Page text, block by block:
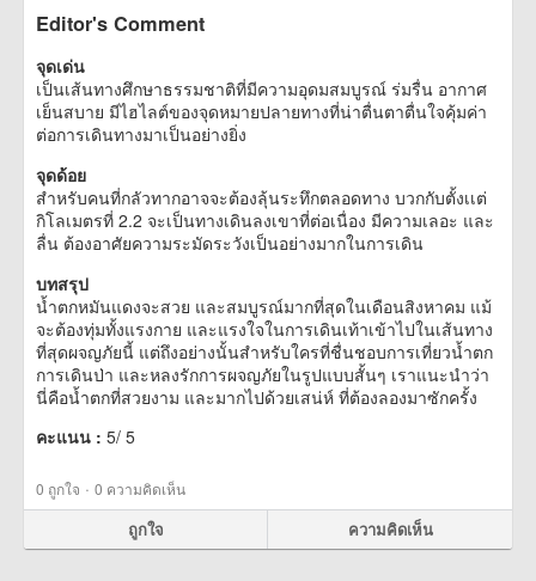
Editor's Comment
จุดเด่น
เป็นเส้นทางศึกษาธรรมชาติที่มีความอุดมสมบูรณ์ ร่มรื่น อากาศ
เย็นสบาย มีไฮไลต์ของจุดหมายปลายทางที่น่าตื่นตาตื่นใจคุ้มค่า
ต่อการเดินทางมาเป็นอย่างยิ่ง
จุดด้อย
สำหรับคนที่กลัวทากอาจจะต้องลุ้นระทึกตลอดทาง บวกกับตั้งเเต่
กิโลเมตรที่ 2.2 จะเป็นทางเดินลงเขาที่ต่อเนื่อง มีความเลอะ และ
ลื่น ต้องอาศัยความระมัดระวังเป็นอย่างมากในการเดิน
บทสรุป
น้ำตกหมันแดงจะสวย และสมบูรณ์มากที่สุดในเดือนสิงหาคม แม้
จะต้องทุ่มทั้งแรงกาย และแรงใจในการเดินเท้าเข้าไปในเส้นทาง
ที่สุดผจญภัยนี้ แต่ถึงอย่างนั้นสำหรับใครที่ชื่นชอบการเที่ยวน้ำตก
การเดินป่า และหลงรักการผจญภัยในรูปแบบสั้นๆ เราแนะนำว่า
นี่คือน้ำตกที่สวยงาม และมากไปด้วยเสน่ห์ ที่ต้องลองมาซักครั้ง
คะแนน : 5/ 5
0 ถูกใจ · 0 ความคิดเห็น
ถูกใจ ความคิดเห็น